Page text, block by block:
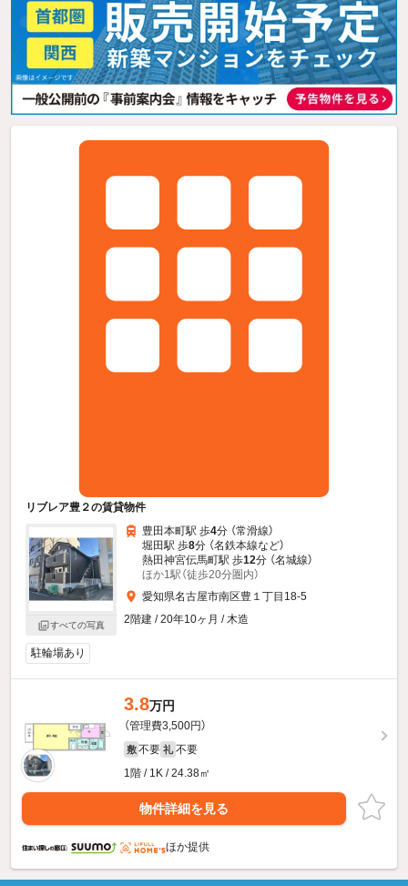
リブレア豊２の賃貸物件
すべての写真
豊田本町駅 歩4分 （常滑線）
堀田駅 歩8分 （名鉄本線など）
熱田神宮伝馬町駅 歩12分 （名城線）
ほか1駅（徒歩20分圏内）
愛知県名古屋市南区豊１丁目18-5
2階建 / 20年10ヶ月 / 木造
駐輪場あり
3.8万円
（管理費3,500円）
敷 不要 礼 不要
1階 / 1K / 24.38㎡
物件詳細を見る
ほか提供